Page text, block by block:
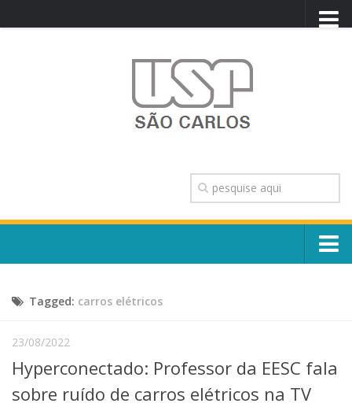
TRANSPARÊNCIA
OUVIDORIA
CONTATO
Escola, Institutos e Órgãos
Núcleos e Comissões
Telefones e Mapas
Tagged: carros elétricos
23/08/2022
Hyperconectado: Professor da EESC fala
sobre ruído de carros elétricos na TV